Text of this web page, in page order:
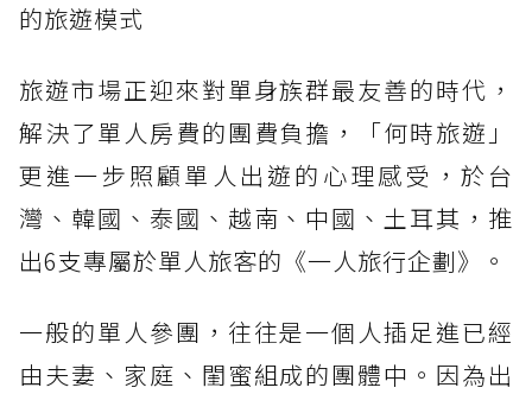
的旅遊模式
旅遊市場正迎來對單身族群最友善的時代，
解決了單人房費的團費負擔，「何時旅遊」
更進一步照顧單人出遊的心理感受，於台
灣、韓國、泰國、越南、中國、土耳其，推
出6支專屬於單人旅客的《一人旅行企劃》。
一般的單人參團，往往是一個人插足進已經
由夫妻、家庭、閨蜜組成的團體中。因為出